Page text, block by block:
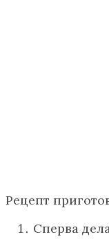
Рецепт
Сперва